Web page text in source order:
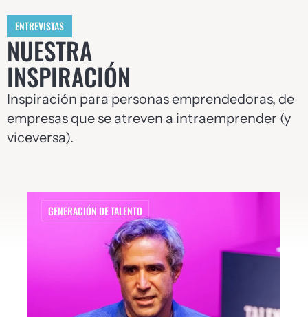
ENTREVISTAS
NUESTRA
INSPIRACIÓN
Inspiración para personas emprendedoras, de
empresas que se atreven a intraemprender (y
viceversa).
GENERACIÓN DE TALENTO